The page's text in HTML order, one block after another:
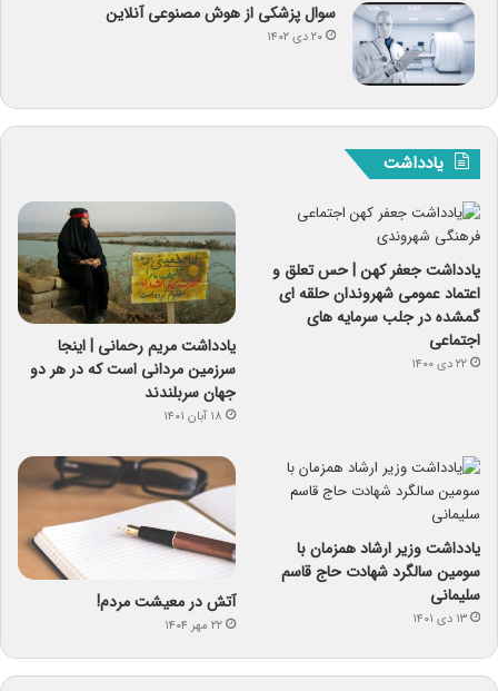
سوال پزشکی از هوش مصنوعی آنلاین
۲۰ دی ۱۴۰۲
یادداشت
یادداشت جعفر کهن | حس تعلق و
اعتماد عمومی شهروندان حلقه ای
گمشده در جلب سرمایه های
اجتماعی
۲۲ دی ۱۴۰۰
یادداشت مریم رحمانی | اینجا
سرزمین مردانی است که در هر دو
جهان سربلندند
۱۸ آبان ۱۴۰۱
یادداشت وزیر ارشاد همزمان با
سومین سالگرد شهادت حاج قاسم
سلیمانی
۱۳ دی ۱۴۰۱
آتش در معیشت مردم!
۲۲ مهر ۱۴۰۴